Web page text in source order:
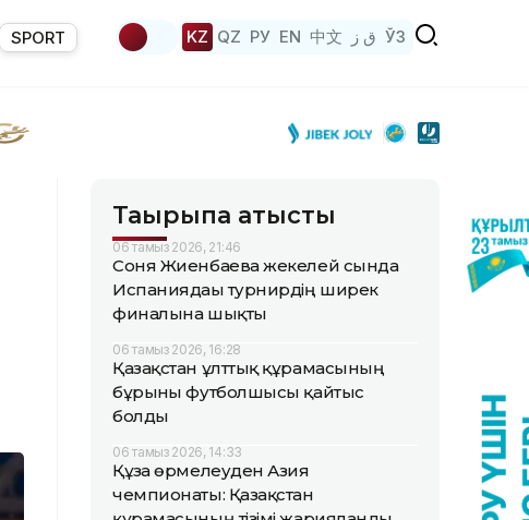
SPORT KZ QZ РУ EN 中文 ق ز ЎЗ
Тақырыпқа қатысты
06 тамыз 2026, 21:46
Соня Жиенбаева жекелей сында
Испаниядағы турнирдің ширек
финалына шықты
06 тамыз 2026, 16:28
Қазақстан ұлттық құрамасының
бұрынғы футболшысы қайтыс
болды
06 тамыз 2026, 14:33
Құзға өрмелеуден Азия
чемпионаты: Қазақстан